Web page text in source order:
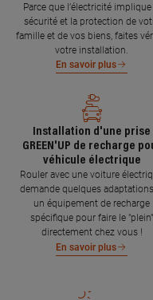
Parce que l’électricité implique
sécurité et la protection de
famille et de vos biens, faites
votre installation.
En savoir plus
Installation d'une prise
GREEN'UP de recharge
véhicule électrique
Rouler avec une voiture
demande quelques
un équipement de recharge
spécifique pour faire le "plein"
directement chez vous !
En savoir plus